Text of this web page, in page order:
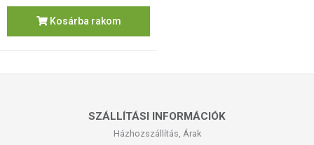
Kosárba rakom
SZÁLLÍTÁSI INFORMÁCIÓK
Házhozszállítás, Árak